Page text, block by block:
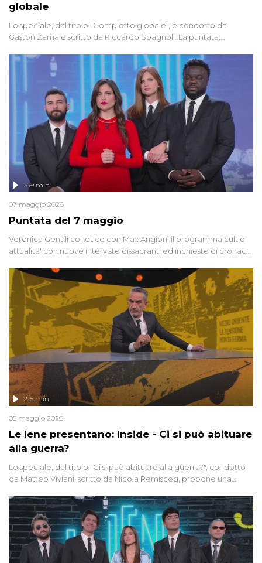
globale
Lo speciale, dal titolo "Complotto globale", è condotto da
Gaston Zama e scritto da Riccardo Spagnoli. La puntata,
racconta l'universo delle narrazioni alternative, dei sospetti
globali e del complottismo che negli ultimi anni hanno invaso
social network, talk show, piazze digitali e immaginario collettivo.
Puntata del 7 maggio
189 min
07 maggio 2026
Veronica Gentili conduce con Max Angioni il programma cult di
attualita' con nuove interviste dissacranti ed inchieste di cronaca
Le Iene presentano: Inside - Ci si può abituare
alla guerra?
215 min
05 maggio 2026
Lo speciale, dal titolo "Ci si può abituare alla guerra?", condotto
da Matteo Viviani, scritto da Nicola Remisceg, propone una
di settore - su quanto la guerra sia diventata una realtà pervasiva.
Anche se l'Italia non è direttamente coinvolta in conflitti armati, il
contesto globale rende impossibile considerarla un fenomeno
lontano.